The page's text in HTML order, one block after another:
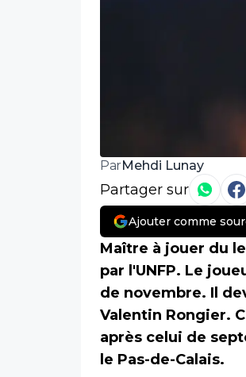
ParMehdi Lunay
Partager sur
Ajouter comme
Maître à jouer du
par l'UNFP. Le
de novembre. Il
Valentin Rongier.
après celui de
le Pas-de-Calais.